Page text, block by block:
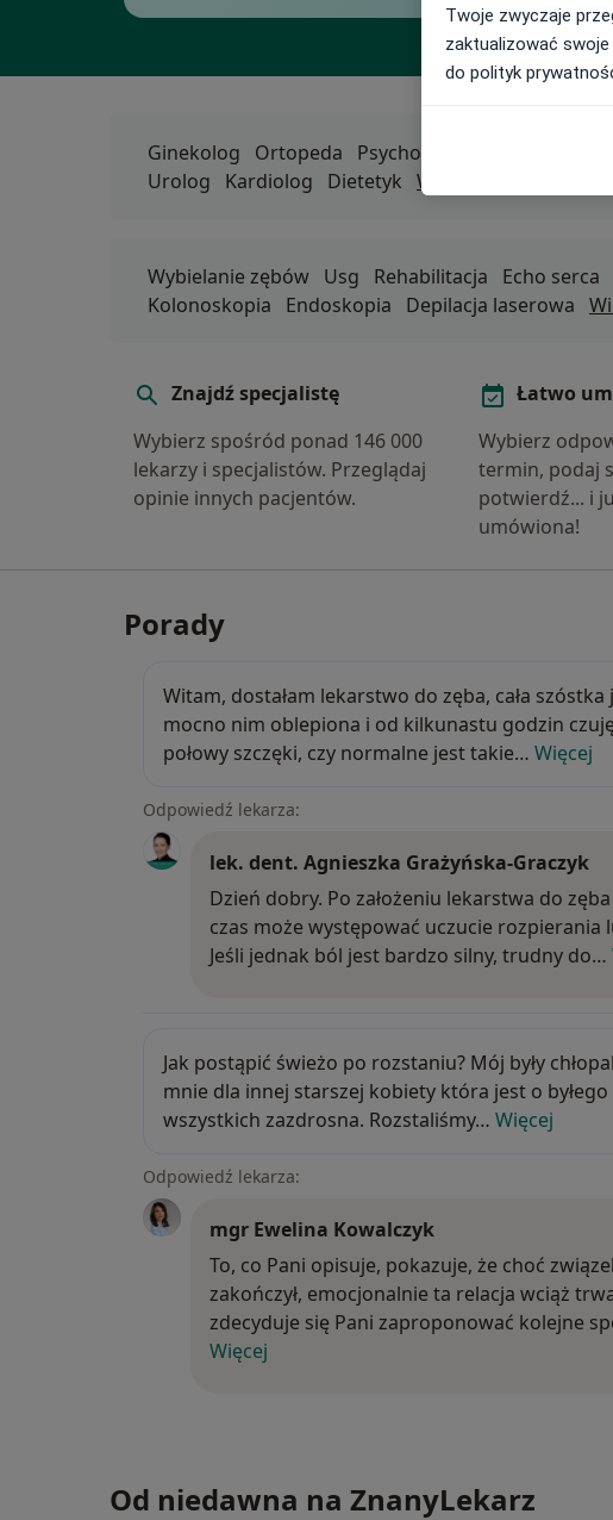
Ginekolog Ortopeda Psycholog
Urolog
Kardiolog Dietetyk Więcej
Wybielanie zębów Usg Rehabilitacja Echo serca
Kolonoskopia
Endoskopia Depilacja laserowa
Znajdź specjalistę
Wybierz spośród ponad 146 000
lekarzy i specjalistów. Przeglądaj
opinie innych pacjentów.
Łatwo
Wybierz
termin, podaj
potwierdź... i
umówiona!
Porady
Witam, dostałam lekarstwo do zęba,
Witam, dostałam lekarstwo do zęba, cała szóstka
mocno nim oblepiona i od kilkunastu godzin
połowy szczęki, czy normalne jest takie… Więcej
Odpowiedź lekarza:
lek. dent. Agnieszka Grażyńska-Graczyk
Dzień dobry. Po założeniu lekarstwa do
Dzień dobry. Po założeniu lekarstwa do
czas może występować uczucie rozpierania
Jeśli jednak ból jest bardzo silny, trudny do…
Jak postąpić świeżo po rozstaniu? Mój
Jak postąpić świeżo po rozstaniu? Mój były
mnie dla innej starszej kobiety która jest o byłego
wszystkich zazdrosna. Rozstaliśmy… Więcej
Odpowiedź lekarza:
mgr Ewelina Kowalczyk
To, co Pani opisuje, pokazuje, że choć
To, co Pani opisuje, pokazuje, że choć
zakończył, emocjonalnie ta relacja wciąż
zdecyduje się Pani zaproponować kolejne
Więcej
Od niedawna na ZnanyLekarz
Twoje zwyczaje
zaktualizować
do polityk